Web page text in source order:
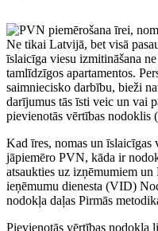
Ne tikai Latvijā, bet visā
īslaicīga viesu izmitināšana
tamlīdzīgos apartamentos.
saimniecisko darbību, bieži
darījumus tās īsti veic un vai
pievienotās vērtības nodoklis
Kad īres, nomas un īslaicīgas
jāpiemēro PVN, kāda ir
atsaukties uz izņēmumiem
ieņēmumu dienesta (VID)
nodokļa daļas Pirmās
Pievienotās vērtības nodokļa